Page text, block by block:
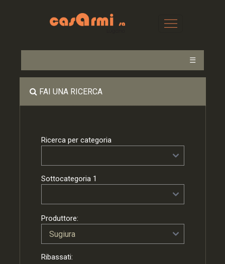
☰
FAI UNA RICERCA
Ricerca per categoria
Sottocategoria 1
Produttore:
Ribassati: